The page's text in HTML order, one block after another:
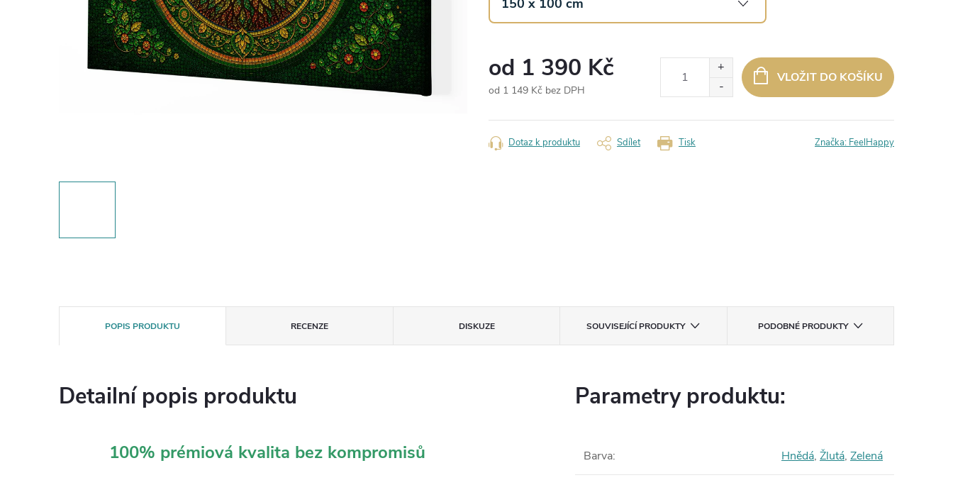
od 1 390 Kč
od 1 149 Kč bez DPH
cena:
VLOŽIT DO KOŠÍKU
Tisk
Dotaz k produktu Sdílet Značka: FeelHappy
POPIS PRODUKTU RECENZE DISKUZE SOUVISEJÍCÍ PRODUKTY PODOBNÉ PRODUKTY
Detailní popis produktu
100% prémiová kvalita bez kompromisů
Parametry produktu:
Barva: Hnědá, Žlutá, Zelená